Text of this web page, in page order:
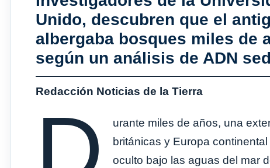
Unido, descubren que el
albergaba bosques miles de
según un análisis de ADN
Redacción Noticias de la Tierra
urante miles de años, una
británicas y Europa
oculto bajo las aguas del mar